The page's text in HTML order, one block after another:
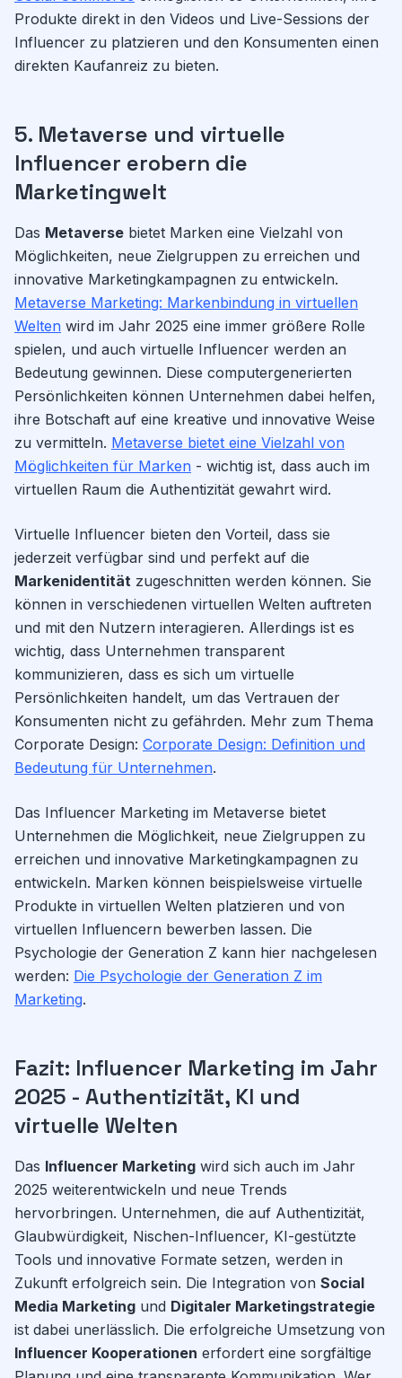
Produkte direkt in den Videos und Live-Sessions der
Influencer zu platzieren und den Konsumenten einen
direkten Kaufanreiz zu bieten.
5. Metaverse und virtuelle
Influencer erobern die
Marketingwelt
Das Metaverse bietet Marken eine Vielzahl von
Möglichkeiten, neue Zielgruppen zu erreichen und
innovative Marketingkampagnen zu entwickeln.
Metaverse Marketing: Markenbindung in virtuellen
Welten wird im Jahr 2025 eine immer größere Rolle
spielen, und auch virtuelle Influencer werden an
Bedeutung gewinnen. Diese computergenerierten
Persönlichkeiten können Unternehmen dabei helfen,
ihre Botschaft auf eine kreative und innovative Weise
zu vermitteln. Metaverse bietet eine Vielzahl von
Möglichkeiten für Marken - wichtig ist, dass auch im
virtuellen Raum die Authentizität gewahrt wird.
Virtuelle Influencer bieten den Vorteil, dass sie
jederzeit verfügbar sind und perfekt auf die
Markenidentität zugeschnitten werden können. Sie
können in verschiedenen virtuellen Welten auftreten
und mit den Nutzern interagieren. Allerdings ist es
wichtig, dass Unternehmen transparent
kommunizieren, dass es sich um virtuelle
Persönlichkeiten handelt, um das Vertrauen der
Konsumenten nicht zu gefährden. Mehr zum Thema
Corporate Design: Corporate Design: Definition und
Bedeutung für Unternehmen.
Das Influencer Marketing im Metaverse bietet
Unternehmen die Möglichkeit, neue Zielgruppen zu
erreichen und innovative Marketingkampagnen zu
entwickeln. Marken können beispielsweise virtuelle
Produkte in virtuellen Welten platzieren und von
virtuellen Influencern bewerben lassen. Die
Psychologie der Generation Z kann hier nachgelesen
werden: Die Psychologie der Generation Z im
Marketing.
Fazit: Influencer Marketing im Jahr
2025 - Authentizität, KI und
virtuelle Welten
Das Influencer Marketing wird sich auch im Jahr
2025 weiterentwickeln und neue Trends
hervorbringen. Unternehmen, die auf Authentizität,
Glaubwürdigkeit, Nischen-Influencer, KI-gestützte
Tools und innovative Formate setzen, werden in
Zukunft erfolgreich sein. Die Integration von Social
Media Marketing und Digitaler Marketingstrategie
ist dabei unerlässlich. Die erfolgreiche Umsetzung von
Influencer Kooperationen erfordert eine sorgfältige